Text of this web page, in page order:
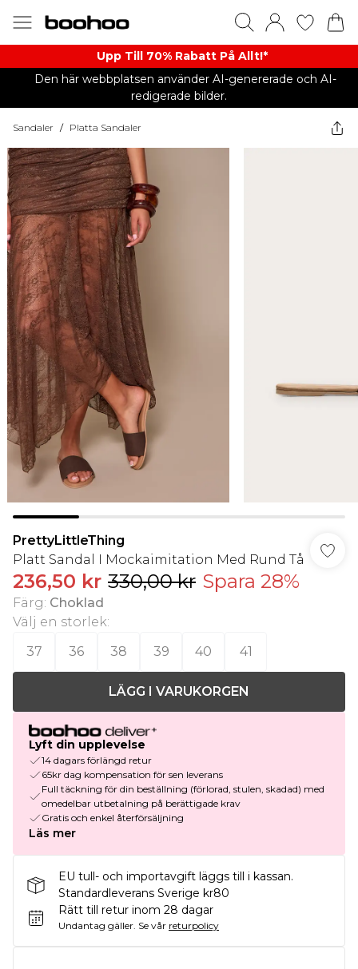
Upp Till 70% Rabatt På Allt!*
Den här webbplatsen använder AI-genererade och AI-
redigerade bilder.
Sandaler / Platta Sandaler
PrettyLittleThing
Platt Sandal I Mockaimitation Med Rund Tå
236,50 kr 330,00 kr Spara 28%
Färg: Choklad
Välj en storlek:
37
36 38 39 40 41
LÄGG I VARUKORGEN
Lyft din upplevelse
14 dagars förlängd retur
65kr dag kompensation för sen leverans
Full täckning för din beställning (förlorad, stulen, skadad) med
omedelbar utbetalning på berättigade krav
Gratis och enkel återförsäljning
Läs mer
EU tull- och importavgift läggs till i kassan.
Standardleverans Sverige kr80
Rätt till retur inom 28 dagar
Undantag gäller. Se vår returpolicy